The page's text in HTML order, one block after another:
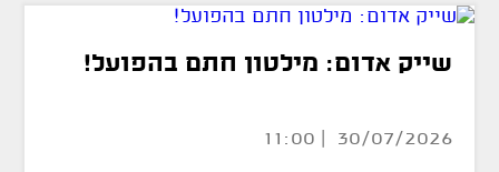
שייק אדום: מילטון חתם בהפועל!
30/07/2026 | 11:00